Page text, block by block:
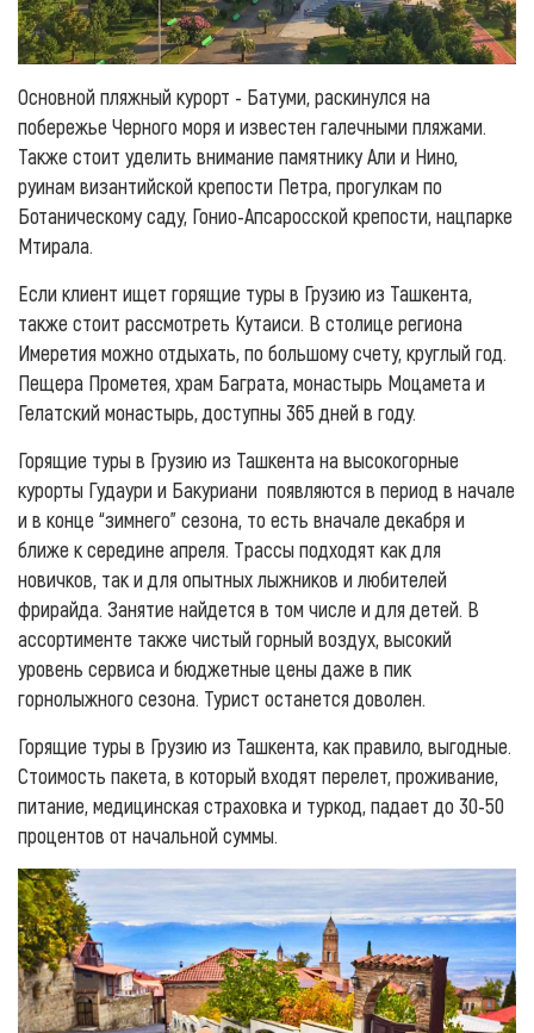
Основной пляжный курорт - Батуми, раскинулся на
побережье Черного моря и известен галечными пляжами.
Также стоит уделить внимание памятнику Али и Нино,
руинам византийской крепости Петра, прогулкам по
Ботаническому саду, Гонио-Апсаросской крепости, нацпарке
Мтирала.
Если клиент ищет горящие туры в Грузию из Ташкента,
также стоит рассмотреть Кутаиси. В столице региона
Имеретия можно отдыхать, по большому счету, круглый год.
Пещера Прометея, храм Баграта, монастырь Моцамета и
Гелатский монастырь, доступны 365 дней в году.
Горящие туры в Грузию из Ташкента на высокогорные
курорты Гудаури и Бакуриани появляются в период в начале
и в конце “зимнего” сезона, то есть вначале декабря и
ближе к середине апреля. Трассы подходят как для
новичков, так и для опытных лыжников и любителей
фрирайда. Занятие найдется в том числе и для детей. В
ассортименте также чистый горный воздух, высокий
уровень сервиса и бюджетные цены даже в пик
горнолыжного сезона. Турист останется доволен.
Горящие туры в Грузию из Ташкента, как правило, выгодные.
Стоимость пакета, в который входят перелет, проживание,
питание, медицинская страховка и туркод, падает до 30-50
процентов от начальной суммы.